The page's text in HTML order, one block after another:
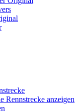
Rennstrecke anzeigen